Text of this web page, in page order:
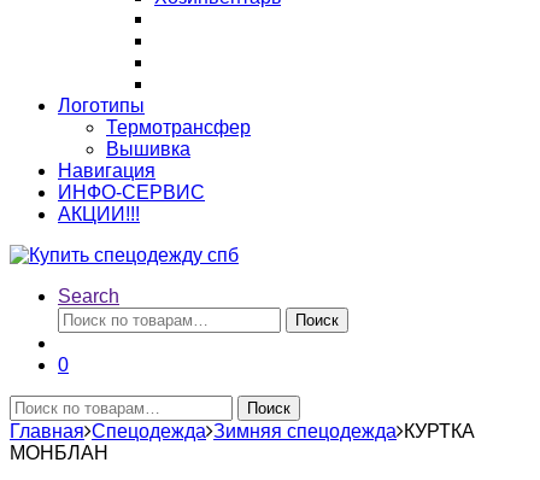
Логотипы
Термотрансфер
Вышивка
Навигация
ИНФО-СЕРВИС
АКЦИИ!!!
Search
Искать:
Поиск
0
Искать:
Поиск
Главная Спецодежда Зимняя спецодежда КУРТКА
МОНБЛАН